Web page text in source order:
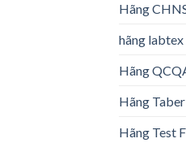
Hãng
hãng labtex
Hãng
Hãng Taber
Hãng Test